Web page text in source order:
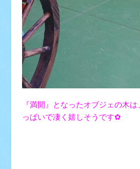
『満開』となったオブジェの木
っぱいで凄く嬉しそうです✿